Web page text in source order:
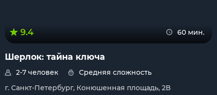
9.4 60 мин.
Шерлок: тайна ключа
2-7 человек
Средняя сложность
г. Санкт-Петербург, Конюшенная площадь, 2В